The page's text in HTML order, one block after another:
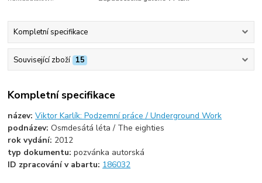
Kompletní specifikace
Související zboží 15
Kompletní specifikace
název:Viktor Karlík: Podzemní práce / Underground Work
podnázev:Osmdesátá léta / The eighties
rok vydání: 2012
typ dokumentu:pozvánka autorská
ID zpracování v abartu: 186032